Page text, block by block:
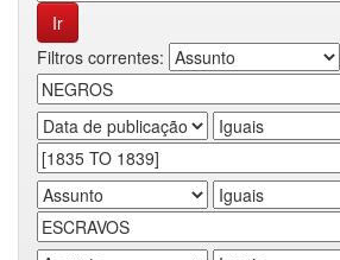
Filtros correntes: